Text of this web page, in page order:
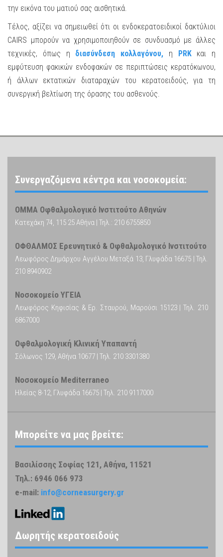
την εικόνα του ματιού σας αισθητικά.
Τέλος, αξίζει να σημειωθεί ότι οι ενδοκερατοειδικοί δακτύλιοι
CAIRS μπορούν να χρησιμοποιηθούν σε συνδυασμό με άλλες
τεχνικές, όπως η διασύνδεση κολλαγόνου, η PRKκαι η
εμφύτευση φακικών ενδοφακών σε περιπτώσεις κερατόκωνου,
ή άλλων εκτατικών διαταραχών του κερατοειδούς, για τη
συνεργική βελτίωση της όρασης του ασθενούς.
Συνεργαζόμενα κέντρα και νοσοκομεία:
ΟΜΜΑ Οφθαλμολογικό Ινστιτούτο Αθηνών
Κατεχάκη 74, 115 25 Αθήνα | Τηλ.: 210 6755850
ΟΦΘΑΛΜΟΣ Ερευνητικό & Οφθαλμολογικό Ινστιτούτο
Λεωφόρος Δημάρχου Αγγέλου Μεταξά 13, Γλυφάδα 16675 | Τηλ.
210 8940902
Νοσοκομείο ΥΓΕΙΑ
Λεωφόρος Κηφισίας & Ερ. Σταυρού, Μαρούσι 15123 | Τηλ. 210
6867000
Οφθαλμολογική Κλινική Υπαπαντή
Σόλωνος 129, Αθήνα 10677 | Τηλ. 210 3301380
Νοσοκομείο Mediterraneo
Ηλείας 8-12, Γλυφάδα 16675 | Τηλ. 210 9117000
Μπορείτε να μας βρείτε:
Βασιλίσσης Σοφίας 121, Αθήνα, 11521
Τηλ.: 6946 066 973
e-mail: info@corneasurgery.gr
Δωρητής κερατοειδούς